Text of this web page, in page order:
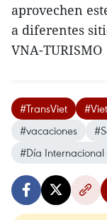
aprovechen
a diferentes
VNA-TURISMO
#TransViet
#vacaciones
#Día